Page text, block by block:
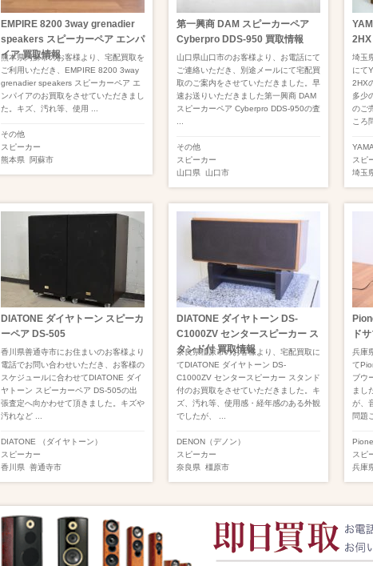
EMPIRE 8200 3way grenadier
speakers スピーカーペア エンパ
イア 買取情報
熊本県阿蘇市のお客様より、宅配買取を
ご利用いただき、EMPIRE 8200 3way
grenadier speakers スピーカーペア エ
ンパイアのお買取をさせていただきまし
た。キズ、汚れ等、使用 ...
その他
スピーカー
熊本県
阿蘇市
第一興商 DAM スピーカーペア
Cyberpro DDS-950 買取情報
山口県山口市のお客様より、お電話にて
ご連絡いただき、別途メールにて宅配買
取のご案内をさせていただきました。早
速お送りいただきました第一興商 DAM
スピーカーペア Cyberpro DDS-950の査
その他
スピーカー
山口県 山口市
2HX
埼玉
にて
2HX
多少
のご
ころ
スピ
埼玉
DIATONE ダイヤトーン スピーカ
ーペア DS-505
香川県善通寺市にお住まいのお客様より
電話でお問い合わせいただき、お客様の
スケジュールに合わせてDIATONE ダイ
ヤトーン スピーカーペア DS-505の出
張査定へ向かわせて頂きました。キズや
汚れなど ...
DIATONE （ダイヤトーン）
スピーカー
香川県 善通寺市
DIATONE ダイヤトーン DS-
C1000ZV センタースピーカー ス
タンド付 買取情報
奈良県橿原市のお客様より、宅配買取に
てDIATONE ダイヤトーン DS-
C1000ZV センタースピーカー スタンド
付のお買取をさせていただきました。キ
ズ、汚れ等、使用感・経年感のある外観
でしたが、 ...
DENON（デノン）
スピーカー
奈良県 橿原市
ド
兵庫
て
ブウ
まし
が、
問題
スピ
兵庫